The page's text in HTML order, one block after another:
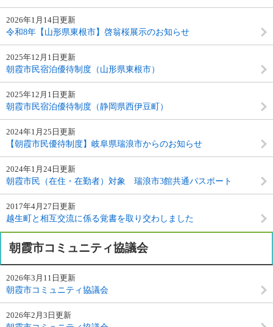
2026年1月14日更新
令和8年【山形県東根市】啓翁桜展示のお知らせ
2025年12月1日更新
朝霞市民宿泊優待制度（山形県東根市）
2025年12月1日更新
朝霞市民宿泊優待制度（静岡県西伊豆町）
2024年1月25日更新
【朝霞市民優待制度】岐阜県瑞浪市からのお知らせ
2024年1月24日更新
朝霞市民（在住・在勤者）対象 瑞浪市3館共通パスポート
2017年4月27日更新
越生町と相互交流に係る覚書を取り交わしました
朝霞市コミュニティ協議会
2026年3月11日更新
朝霞市コミュニティ協議会
2026年2月3日更新